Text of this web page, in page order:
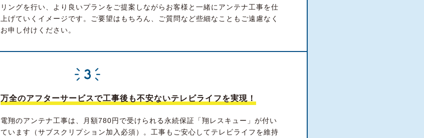
リングを行い、より良いプランをご提案しながらお客様と一緒にアンテナ工事を仕
上げていくイメージです。ご要望はもちろん、ご質問など些細なこともご遠慮なく
お申し付けください。
万全のアフターサービスで工事後も不安ないテレビライフを実現！
電翔のアンテナ工事は、月額780円で受けられる永続保証「翔レスキュー」が付い
ています（サブスクリプション加入必須）。工事もご安心してテレビライフを維持